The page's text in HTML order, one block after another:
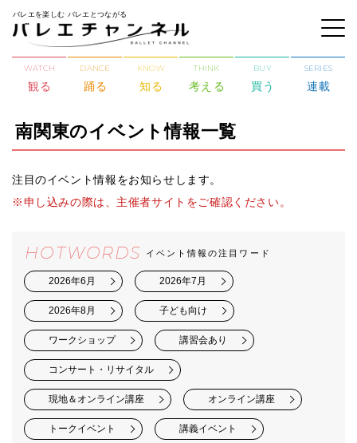
バレエを楽しむ バレエとつながる
WATCH
観る
DANCE
踊る
KNOW
知る
THINK
考える
BUY
買う
SERIES
連載
南関東のイベント情報一覧
注目のイベント情報をお知らせします。
※申し込みの際は、主催者サイトをご確認ください。
HOTWORDS イベント情報の注目ワード
2026年6月 2026年7月
2026年8月 子ども向け
ワークショップ 講習会あり
コンサート・リサイタル
現地＆オンライン講座 オンライン講座
トークイベント 講義イベント